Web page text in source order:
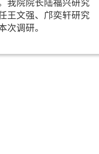
我院院长陆福兴研究
王文强、邝奕轩研究
次调研。